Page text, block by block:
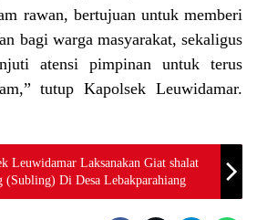
rawan, bertujuan untuk memberi
bagi warga masyarakat, sekaligus
atensi pimpinan untuk terus
tutup Kapolsek Leuwidamar.
Leuwidamar Laksanakan Giat shalat
(Subling) Di Desa Lebakparahiang